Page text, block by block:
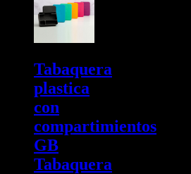
Tabaquera
plastica
con
compartimientos
GB
Tabaquera